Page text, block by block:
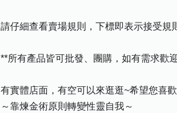
請仔細查看賣場規則，下標即表示接受規
**所有產品皆可批發、團購，如有需求歡
有實體店面，有空可以來逛逛~希望您喜
～靠煉金術原則轉變性靈自我～